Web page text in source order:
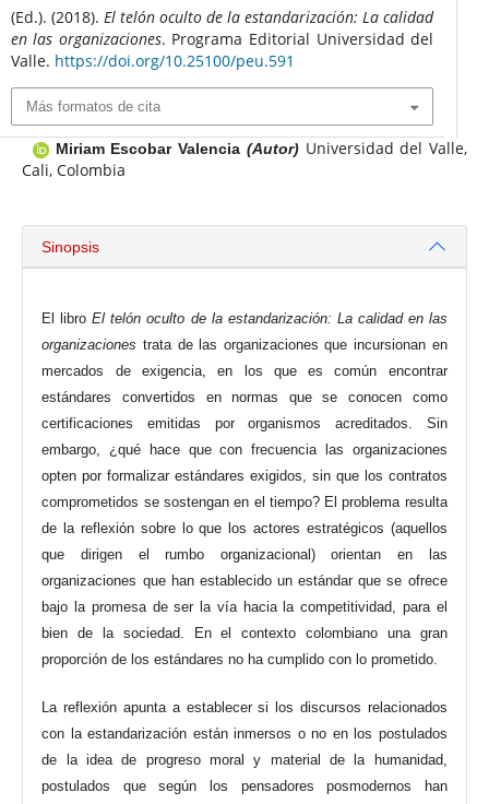
(Ed.). (2018). El telón oculto de la estandarización: La calidad
en las organizaciones. Programa Editorial Universidad del
Valle. https://doi.org/10.25100/peu.591
Más formatos de cita
Miriam Escobar Valencia (Autor) Universidad del Valle,
Cali, Colombia
Sinopsis
El libroEl telón oculto de la estandarización: La calidad en las
organizaciones trata de las organizaciones que incursionan en
mercados de exigencia, en los que es común encontrar
estándares convertidos en normas que se conocen como
certificaciones emitidas por organismos acreditados. Sin
embargo, ¿qué hace que con frecuencia las organizaciones
opten por formalizar estándares exigidos, sin que los contratos
comprometidos se sostengan en el tiempo? El problema resulta
de la reflexión sobre lo que los actores estratégicos (aquellos
que dirigen el rumbo organizacional) orientan en las
organizaciones que han establecido un estándar que se ofrece
bajo la promesa de ser la vía hacia la competitividad, para el
bien de la sociedad. En el contexto colombiano una gran
proporción de los estándares no ha cumplido con lo prometido.
La reflexión apunta a establecer si los discursos relacionados
con la estandarización están inmersos o no en los postulados
de la idea de progreso moral y material de la humanidad,
postulados que según los pensadores posmodernos han